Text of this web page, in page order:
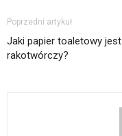
Poprzedni artykuł
Jaki papier toaletowy jest
rakotwórczy?